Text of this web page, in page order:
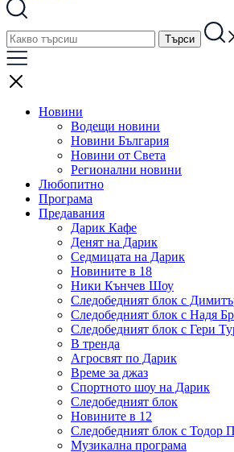
Новини
Водещи новини
Новини България
Новини от Света
Регионални новини
Любопитно
Програма
Предавания
Дарик Кафе
Денят на Дарик
Седмицата на Дарик
Новините в 18
Ники Кънчев Шоу
Следобедният блок с
Следобедният блок с Надя
Следобедният блок с Гери
В тренда
Агросвят по Дарик
Време за джаз
Спортното шоу на Дарик
Следобедният блок
Новините в 12
Следобедният блок с Тодор
Музикална програма